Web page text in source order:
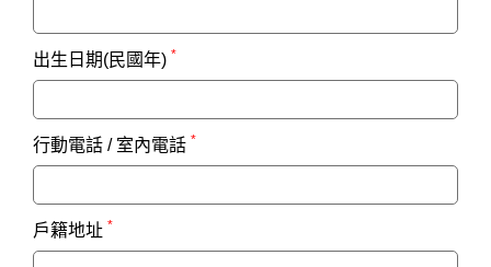
出生日期(民國年) *
行動電話 / 室內電話 *
戶籍地址 *